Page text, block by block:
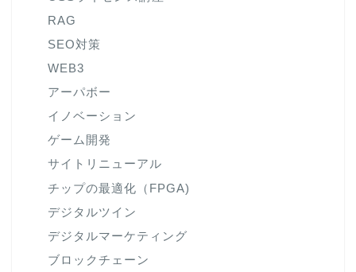
RAG
SEO対策
WEB3
アーパボー
イノベーション
ゲーム開発
サイトリニューアル
チップの最適化（FPGA)
デジタルツイン
デジタルマーケティング
ブロックチェーン